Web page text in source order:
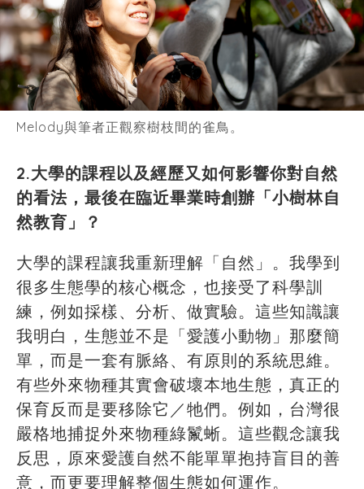
Melody與筆者正觀察樹枝間的雀鳥。
2.大學的課程以及經歷又如何影響你對自然
的看法，最後在臨近畢業時創辦「小樹林自
然教育」？
大學的課程讓我重新理解「自然」。我學到
很多生態學的核心概念，也接受了科學訓
練，例如採樣、分析、做實驗。這些知識讓
我明白，生態並不是「愛護小動物」那麼簡
單，而是一套有脈絡、有原則的系統思維。
有些外來物種其實會破壞本地生態，真正的
保育反而是要移除它／牠們。例如，台灣很
嚴格地捕捉外來物種綠鬣蜥。這些觀念讓我
反思，原來愛護自然不能單單抱持盲目的善
意，而更要理解整個生態如何運作。